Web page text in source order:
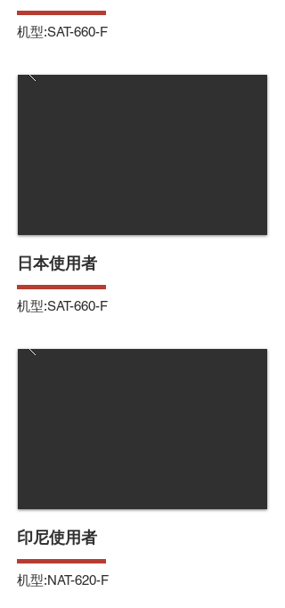
机型:SAT-660-F
日本使用者
机型:SAT-660-F
印尼使用者
机型:NAT-620-F